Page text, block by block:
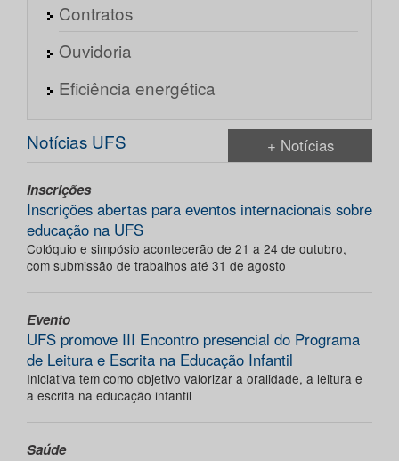
Contratos
Ouvidoria
Eficiência energética
Notícias UFS + Notícias
Inscrições
Inscrições abertas para eventos internacionais sobre
educação na UFS
Colóquio e simpósio acontecerão de 21 a 24 de outubro,
com submissão de trabalhos até 31 de agosto
Evento
UFS promove III Encontro presencial do Programa
de Leitura e Escrita na Educação Infantil
Iniciativa tem como objetivo valorizar a oralidade, a leitura e
a escrita na educação infantil
Saúde